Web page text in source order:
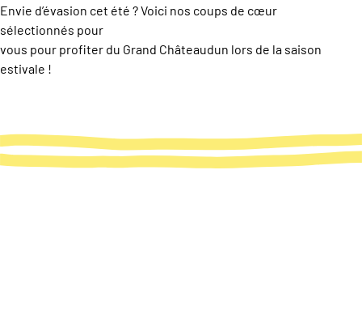
Envie d’évasion cet été ? Voici nos coups de cœur
sélectionnés pour
vous pour profiter du Grand Châteaudun lors de la saison
estivale !